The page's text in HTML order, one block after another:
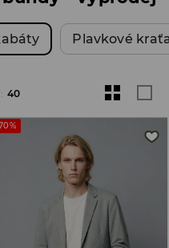
Plavkové
: 40